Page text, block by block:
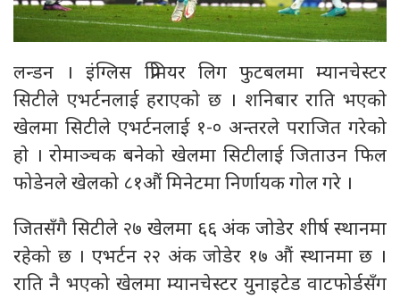
लन्डन । इंग्लिस प्रिमियर लिग फुटबलमा म्यानचेस्टर
सिटीले एभर्टनलाई हराएकाे छ । शनिबार राति भएकाे
खेलमा सिटीले एभर्टनलाई १-० अन्तरले पराजित गरेको
हाे । रोमाञ्चक बनेको खेलमा सिटीलाई जिताउन फिल
फोडेनले खेलको ८१औं मिनेटमा निर्णायक गोल गरे ।
जितसँगै सिटीले २७ खेलमा ६६ अंक जोडेर शीर्ष स्थानमा
रहेको छ । एभर्टन २२ अंक जोडेर १७ औं स्थानमा छ ।
राति नै भएको खेलमा म्यानचेस्टर युनाइटेड वाटफोर्डसँग